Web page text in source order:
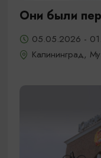
Они были
05.05.2026 -
Калининград,